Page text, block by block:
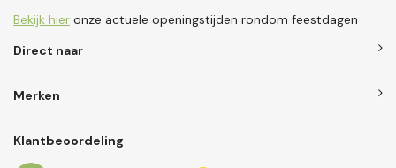
Bekijk hier onze actuele openingstijden rondom feestdagen
Direct naar
Merken
Klantbeoordeling